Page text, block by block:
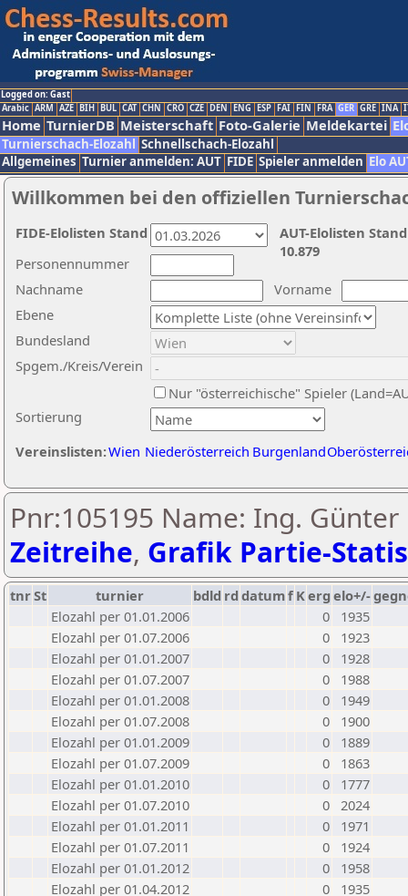
Logged on: Gast
Arabic ARM AZE BIH BUL CAT CHN CRO CZE DEN ENG ESP FAI FIN FRA GER GRE INA
Home TurnierDB Meisterschaft Foto-Galerie Meldekartei
Turnierschach-Elozahl Schnellschach-Elozahl
Allgemeines Turnier anmelden: AUT FIDE Spieler anmelden Elo
Willkommen bei den offiziellen
Nachname
Vorname
Ebene
Sortierung
Personennummer
Bundesland
Spgem./Kreis/Verein
Nur "österreichische" Spieler
Vereinslisten:Wien Niederösterreich Burgenland
AUT-Elolisten
10.879
FIDE-Elolisten Stand
Pnr:105195 Name: Ing.
Zeitreihe, Grafik Partie-
tnrSt turnier bdld rd datumf Kerg elo+/-
Elozahl per 01.01.2006
0
1935
Elozahl per 01.07.2006
0
1923
Elozahl per 01.01.2007
0
1928
Elozahl per 01.07.2007
0
1988
Elozahl per 01.01.2008
0
1949
Elozahl per 01.07.2008
0
1900
Elozahl per 01.01.2009
0
1889
Elozahl per 01.07.2009
0
1863
Elozahl per 01.01.2010
0
1777
Elozahl per 01.07.2010
0 2024
Elozahl per 01.01.2011
0
1971
Elozahl per 01.07.2011
0
1924
Elozahl per 01.01.2012
0
1958
Elozahl per 01.04.2012
0
1935